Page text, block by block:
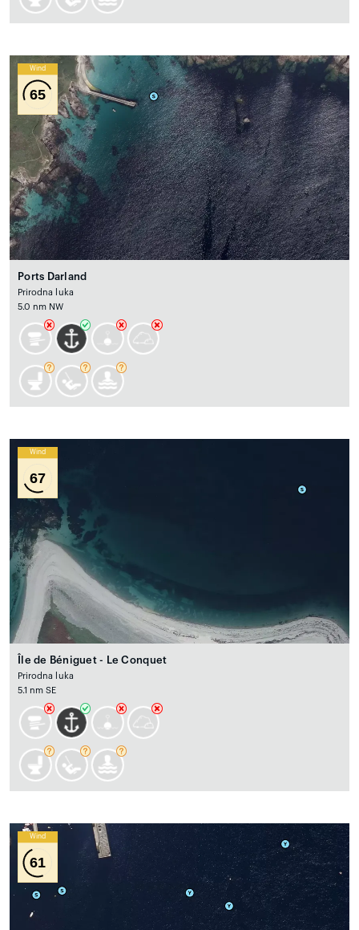
Wind
65
Ports Darland
Prirodna luka
5.0 nm NW
Wind
67
Île de Béniguet - Le Conquet
Prirodna luka
5.1 nm SE
Wind
61